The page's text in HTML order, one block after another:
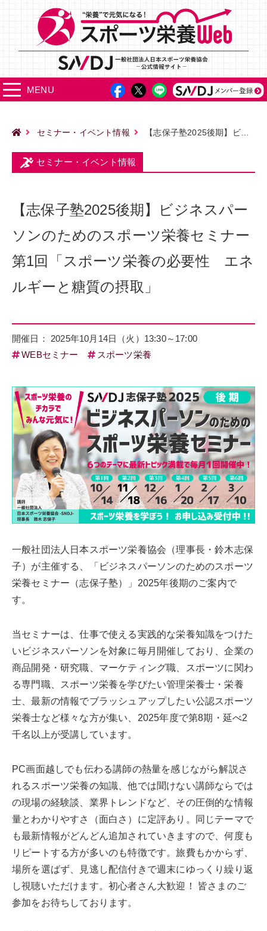
MENU
セミナー・イベント情報 【志保子塾2025後期】ビジネスパーソンのためのスポーツ栄養セミナー 第1回「スポーツ栄養の必要性 エネルギーと糖質の摂取」
セミナー・イベント情報
【志保子塾2025後期】ビジネスパー
ソンのためのスポーツ栄養セミナー
第1回「スポーツ栄養の必要性 エネ
ルギーと糖質の摂取」
開催日： 2025年10月14日（火）13:30～17:00
WEBセミナー
スポーツ栄養
一般社団法人日本スポーツ栄養協会（理事長・鈴木志保
子）が主催する、「ビジネスパーソンのためのスポーツ
栄養セミナー（志保子塾）」2025年後期のご案内で
す。
当セミナーは、仕事で使える実践的な栄養知識をつけた
いビジネスパーソンを対象に毎月開催しており、企業の
商品開発・研究職、マーケティング職、スポーツに関わ
る専門職、スポーツ栄養を学びたい管理栄養士・栄養
士、最新の情報でブラッシュアップしたい公認スポーツ
栄養士など様々な方が集い、2025年度で第8期・延べ2
千名以上が受講しています。
PC画面越しでも伝わる講師の熱量を感じながら解説さ
れるスポーツ栄養の知識、他では聞けない講師ならでは
の現場の経験談、業界トレンドなど、その圧倒的な情報
量とわかりやすさ（面白さ）に定評あり。同じテーマで
も最新情報がどんどん追加されていきますので、何度も
リピートする方が多いのも特徴です。旅費もかからず、
場所を選ばず、見逃し配信付きで週末にゆっくり繰り返
し視聴いただけます。初心者さん大歓迎！ 皆さまのご
参加をお待ちしております。